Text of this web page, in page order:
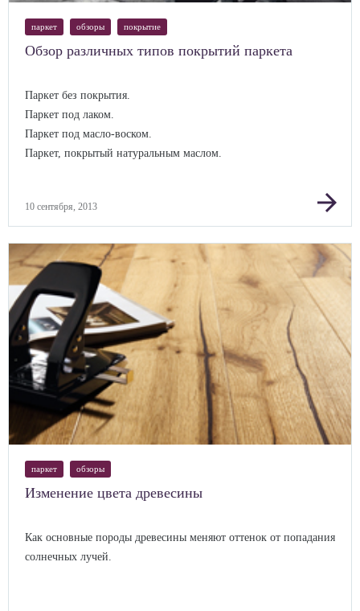
паркет обзоры покрытие
Обзор различных типов покрытий паркета
Паркет без покрытия.
Паркет под лаком.
Паркет под масло-воском.
Паркет, покрытый натуральным маслом.
10 сентября, 2013 arrow_forward
паркет обзоры
Изменение цвета древесины
Как основные породы древесины меняют оттенок от попадания
солнечных лучей.